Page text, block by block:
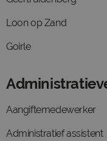
Loon op Zand
Goirle
Aangiftemedewerker
Administratief assistent